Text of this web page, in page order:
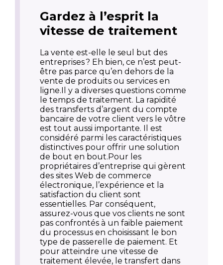
Gardez à l’esprit la
vitesse de traitement
La vente est-elle le seul but des
entreprises ? Eh bien, ce n’est peut-
être pas parce qu’en dehors de la
vente de produits ou services en
ligne.Il y a diverses questions comme
le temps de traitement. La rapidité
des transferts d’argent du compte
bancaire de votre client vers le vôtre
est tout aussi importante. Il est
considéré parmi les caractéristiques
distinctives pour offrir une solution
de bout en bout.Pour les
propriétaires d’entreprise qui gèrent
des sites Web de commerce
électronique, l’expérience et la
satisfaction du client sont
essentielles. Par conséquent,
assurez-vous que vos clients ne sont
pas confrontés à un faible paiement
du processus en choisissant le bon
type de passerelle de paiement. Et
pour atteindre une vitesse de
traitement élevée, le transfert dans